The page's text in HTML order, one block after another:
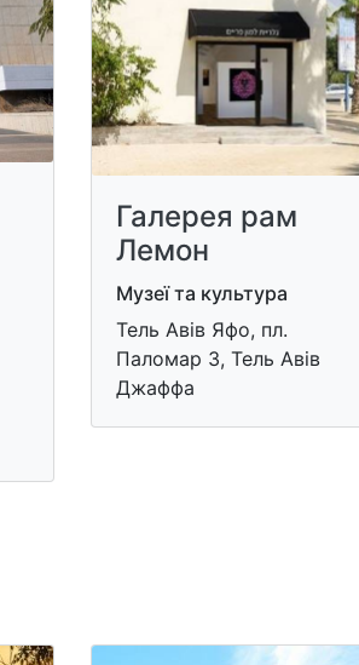
Галерея рам
Лемон
Музеї та культура
Тель Авів Яфо, пл.
Паломар 3, Тель Авів
Джаффа